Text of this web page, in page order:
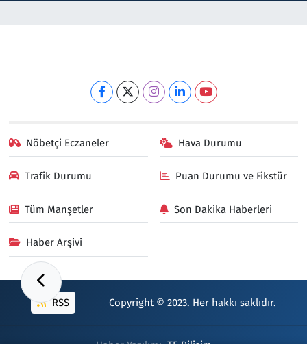
Nöbetçi Eczaneler Hava Durumu
Trafik Durumu Puan Durumu ve Fikstür
Tüm Manşetler Son Dakika Haberleri
Haber Arşivi
RSS Copyright © 2023. Her hakkı saklıdır.